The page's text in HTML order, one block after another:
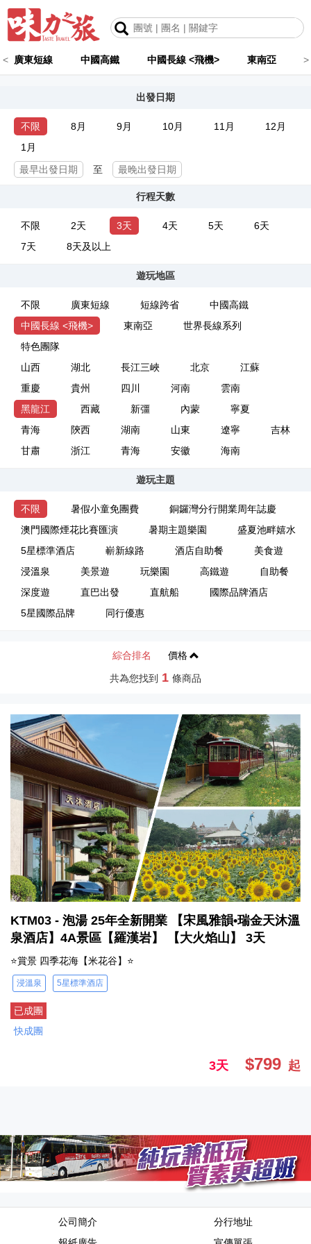
< 廣東短線 中國高鐵 中國長線 <飛機> 東南亞 >
出發日期
不限 8月 9月 10月 11月
12月
1月
至
行程天數
不限 2天 3天 4天 5天
6天
7天
8天及以上
遊玩地區
不限 廣東短線 短線跨省
中國高鐵
中國長線 <飛機>
東南亞
世界長線系列
特色團隊
山西
湖北 長江三峽 北京
江蘇
重慶
貴州 四川 河南
雲南
黑龍江
西藏 新彊 內蒙
寧夏
青海
陝西 湖南 山東 遼寧
吉林
甘肅
浙江 青海 安徽 海南
遊玩主題
不限 暑假小童免團費
銅鑼灣分行開業周年誌慶
澳門國際煙花比賽匯演
暑期主題樂園
盛夏池畔嬉水
5星標準酒店
嶄新線路 酒店自助餐
美食遊
浸溫泉
美景遊 玩樂園 高鐵遊
自助餐
深度遊
直巴出發 直航船
國際品牌酒店
5星國際品牌
同行優惠
綜合排名 價格
共為您找到 1 條商品
KTM03 - 泡湯 25年全新開業 【宋風雅韻•瑞金天沐溫
泉酒店】4A景區【羅漢岩】 【大火焰山】 3天
⭐賞景 四季花海【米花谷】⭐
浸溫泉 5星標準酒店
已成團
快成團
3天 $799 起
公司簡介
分行地址